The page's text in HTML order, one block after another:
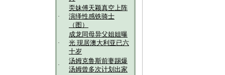
·
奀妹傅天颖真空上阵
演绎性感铁骑士
（图）
·
成龙同母异父姐姐曝
光 现居澳大利亚已六
十岁
·
汤姆克鲁斯前妻踢爆
汤姆曾多次计划出家